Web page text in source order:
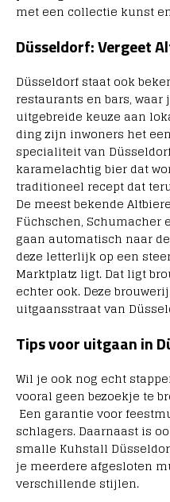
met een collectie kunst
Düsseldorf: Vergeet
Düsseldorf staat ook
restaurants en bars,
uitgebreide keuze aan
ding zijn inwoners het
specialiteit van
karamelachtig bier dat
traditioneel recept dat
De meest bekende
Füchschen, Schumacher
gaan automatisch naar
deze letterlijk op een
Marktplatz ligt. Dat ligt
echter ook. Deze
uitgaansstraat van
Tips voor uitgaan in D
Wil je ook nog echt
vooral geen bezoekje te
Een garantie voor
schlagers. Daarnaast is
smalle Kuhstall
je meerdere afgesloten
verschillende stijlen.